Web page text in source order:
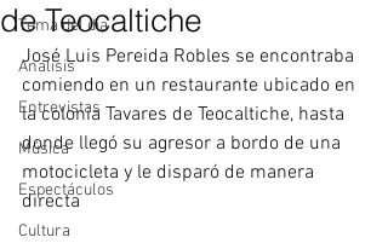
Tema del dia
Analisis
Entrevistas
Música
Espectáculos
Cultura
de Teocaltiche
José Luis Pereida Robles se encontraba
comiendo en un restaurante ubicado en
la colonia Tavares de Teocaltiche, hasta
donde llegó su agresor a bordo de una
motocicleta y le disparó de manera
directa